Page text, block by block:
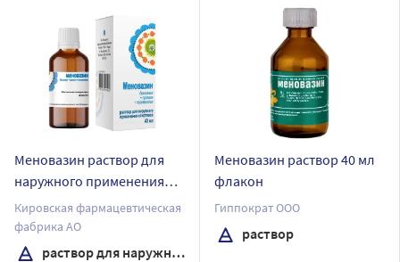
Меновазин раствор для
наружного применения
спиртовой 40 мл флакон
Кировская фармацевтическая
фабрика АО
раствор для наружного применения
Меновазин раствор 40 мл
флакон
Гиппократ ООО
раствор